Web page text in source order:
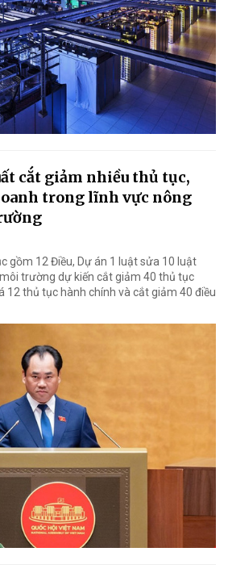
cắt giảm nhiều thủ tục,
trong lĩnh vực nông
gồm 12 Điều, Dự án 1 luật sửa 10 luật
trường dự kiến cắt giảm 40 thủ tục
12 thủ tục hành chính và cắt giảm 40 điều